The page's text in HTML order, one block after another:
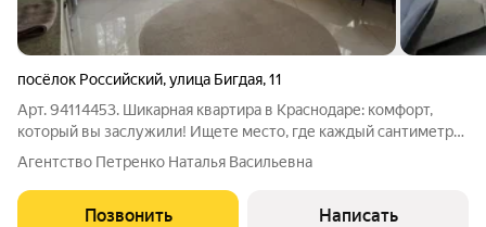
посёлок Российский,улица Бигдая,11
Арт. 94114453. Шикарная квартира в Краснодаре: комфорт,
который вы заслужили! Ищете место, где каждый сантиметр
пропитан уютом? Эта квартира в классическом стиле ждет
именно вас. Почему она вам понравится: Ремонт «для себя»:
Классика никогда не
Агентство Петренко Наталья Васильевна
Позвонить Написать